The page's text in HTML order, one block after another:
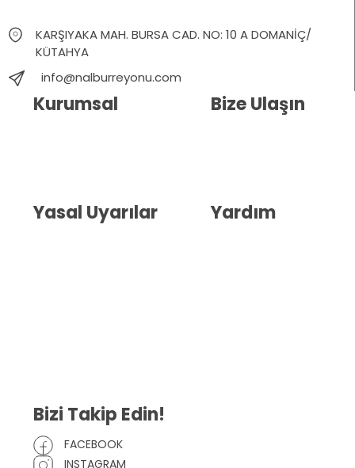
KARŞIYAKA MAH. BURSA CAD. NO: 10 A DOMANİÇ/
KÜTAHYA
info@nalburreyonu.com
Kurumsal
Yasal Uyarılar
Bize Ulaşın
Yardım
Bizi Takip Edin!
FACEBOOK
INSTAGRAM